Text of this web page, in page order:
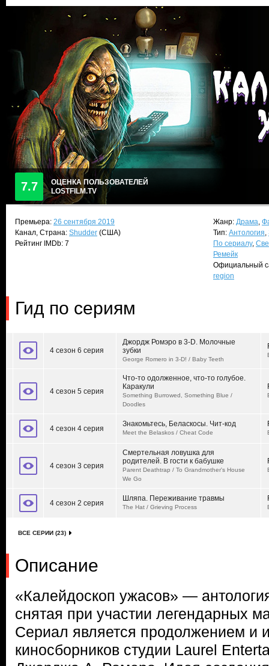
7.7
ОЦЕНКА ПОЛЬЗОВАТЕЛЕЙ
LOSTFILM.TV
Премьера: 26 сентября 2019
Канал, Страна: Shudder (США)
Рейтинг IMDb: 7
Жанр: Драма,
Тип: Антология,
По сериалу,
Ремейк
Официальный
region
Гид по сериям
4 сезон 6 серия
Джордж Ромэро в 3-D. Молочные
зубки
George Romero in 3-D! / Baby Teeth
4 сезон 5 серия
Что-то одолженное, что-то голубое.
Каракули
Something Burrowed, Something Blue /
Doodles
4 сезон 4 серия
Знакомьтесь, Беласкосы. Чит-код
Meet the Belaskos / Cheat Code
4 сезон 3 серия
Смертельная ловушка для
родителей. В гости к бабушке
Parent Deathtrap / To Grandmother's House
We Go
4 сезон 2 серия
Шляпа. Переживание травмы
The Hat / Grieving Process
ВСЕ СЕРИИ (23)
Описание
«Калейдоскоп ужасов» —
снятая при участии легендарных
Сериал является продолжением и
киносборников студии Laurel